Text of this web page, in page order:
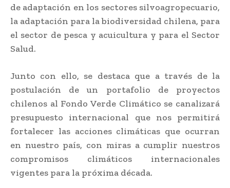
de adaptación en los sectores silvoagropecuario,
la adaptación para la biodiversidad chilena, para
el sector de pesca y acuicultura y para el Sector
Salud.
Junto con ello, se destaca que a través de la
postulación de un portafolio de proyectos
chilenos al Fondo Verde Climático se canalizará
presupuesto internacional que nos permitirá
fortalecer las acciones climáticas que ocurran
en nuestro país, con miras a cumplir nuestros
compromisos climáticos internacionales
vigentes para la próxima década.